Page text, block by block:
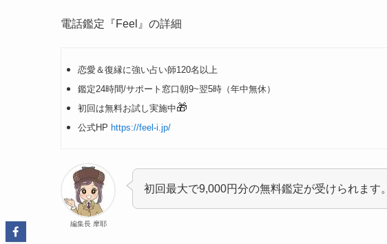
電話鑑定『Feel』の詳細
恋愛＆復縁に強い占い師120名以上
鑑定24時間/サポート窓口朝9~翌5時（年中無休）
初回は無料お試し実施中🎁
公式HP https://feel-i.jp/
編集長 摩耶
初回最大で9,000円分の無料鑑定が受けられます。